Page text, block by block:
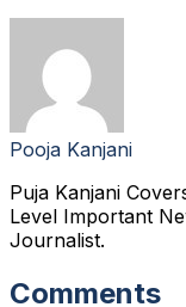
Pooja Kanjani
Puja Kanjani
Level Important
Journalist.
Comments